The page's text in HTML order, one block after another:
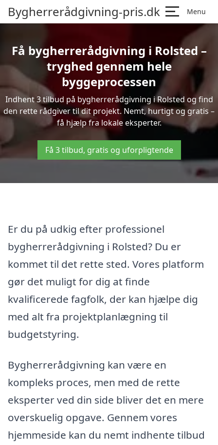
Bygherrerådgivning-pris.dk Menu
Få bygherrerådgivning i Rolsted –
tryghed gennem hele
byggeprocessen
Indhent 3 tilbud på bygherrerådgivning i Rolsted og find
den rette rådgiver til dit projekt. Nemt, hurtigt og gratis –
få hjælp fra lokale eksperter.
Få 3 tilbud, gratis og uforpligtende
Er du på udkig efter professionel
bygherrerådgivning i Rolsted? Du er
kommet til det rette sted. Vores platform
gør det muligt for dig at finde
kvalificerede fagfolk, der kan hjælpe dig
med alt fra projektplanlægning til
budgetstyring.
Bygherrerådgivning kan være en
kompleks proces, men med de rette
eksperter ved din side bliver det en mere
overskuelig opgave. Gennem vores
hjemmeside kan du nemt indhente tilbud